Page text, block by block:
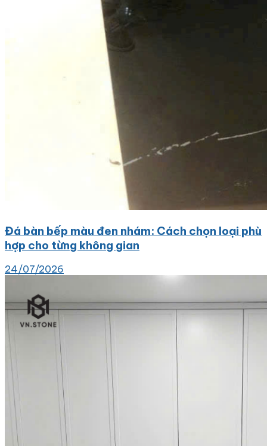
Chưa có sản phẩm trong giỏ hàng.
Đá bàn bếp màu đen nhám: Cách chọn loại phù
hợp cho từng không gian
24/07/2026